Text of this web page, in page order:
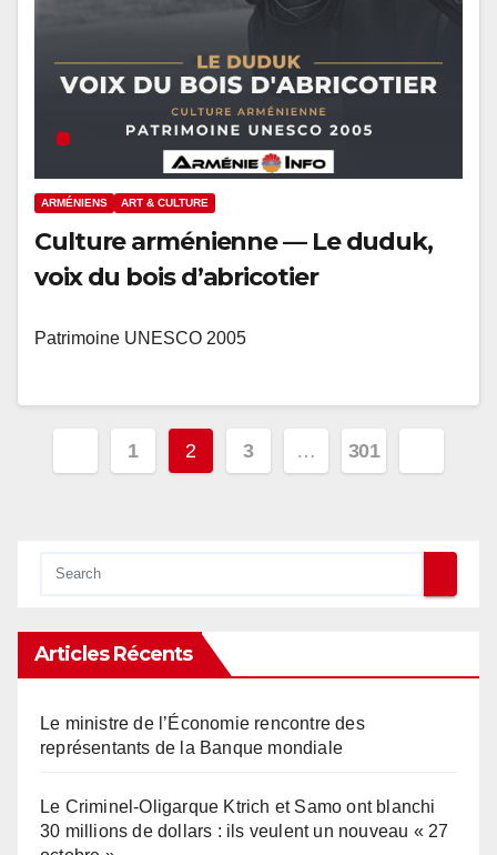
ARMÉNIENS ART & CULTURE
Culture arménienne — Le duduk,
voix du bois d’abricotier
Patrimoine UNESCO 2005
Pagination
1 2 3 … 301
Articles Récents
Le ministre de l’Économie rencontre des
représentants de la Banque mondiale
Le Criminel-Oligarque Ktrich et Samo ont blanchi
30 millions de dollars : ils veulent un nouveau « 27